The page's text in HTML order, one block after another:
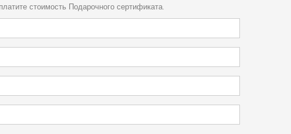
стоимость Подарочного сертификата.